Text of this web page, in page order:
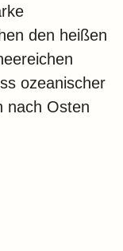
den heißen
ozeanischer
nach Osten